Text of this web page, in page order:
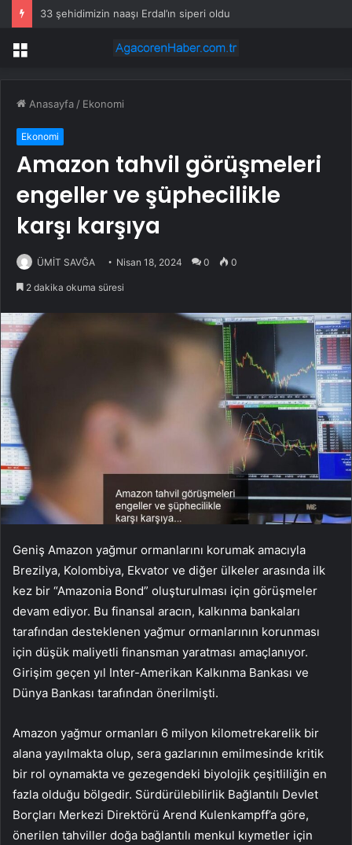
33 şehidimizin naaşı Erdal’ın siperi oldu
Menü
Anasayfa / Ekonomi
Ekonomi
Amazon tahvil görüşmeleri
engeller ve şüphecilikle
karşı karşıya
ÜMİT SAVĞA Nisan 18, 2024 0 0
2 dakika okuma süresi
Geniş Amazon yağmur ormanlarını korumak amacıyla
Brezilya, Kolombiya, Ekvator ve diğer ülkeler arasında ilk
kez bir “Amazonia Bond” oluşturulması için görüşmeler
devam ediyor. Bu finansal aracın, kalkınma bankaları
tarafından desteklenen yağmur ormanlarının korunması
için düşük maliyetli finansman yaratması amaçlanıyor.
Girişim geçen yıl Inter-Amerikan Kalkınma Bankası ve
Dünya Bankası tarafından önerilmişti.
Amazon yağmur ormanları 6 milyon kilometrekarelik bir
alana yayılmakta olup, sera gazlarının emilmesinde kritik
bir rol oynamakta ve gezegendeki biyolojik çeşitliliğin en
fazla olduğu bölgedir. Sürdürülebilirlik Bağlantılı Devlet
Borçları Merkezi Direktörü Arend Kulenkampff’a göre,
önerilen tahviller doğa bağlantılı menkul kıymetler için